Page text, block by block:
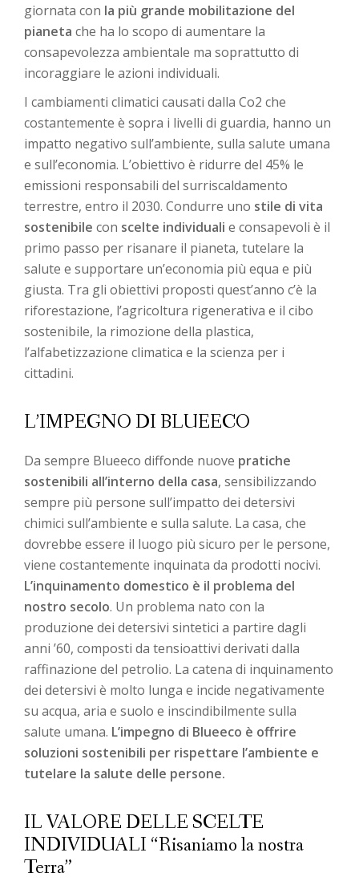
giornata con la più grande mobilitazione del
pianeta che ha lo scopo di aumentare la
consapevolezza ambientale ma soprattutto di
incoraggiare le azioni individuali.
I cambiamenti climatici causati dalla Co2 che
costantemente è sopra i livelli di guardia, hanno un
impatto negativo sull’ambiente, sulla salute umana
e sull’economia. L’obiettivo è ridurre del 45% le
emissioni responsabili del surriscaldamento
terrestre, entro il 2030. Condurre uno stile di vita
sostenibile con scelte individuali e consapevoli è il
primo passo per risanare il pianeta, tutelare la
salute e supportare un’economia più equa e più
giusta. Tra gli obiettivi proposti quest’anno c’è la
riforestazione, l’agricoltura rigenerativa e il cibo
sostenibile, la rimozione della plastica,
l’alfabetizzazione climatica e la scienza per i
cittadini.
L’IMPEGNO DI BLUEECO
Da sempre Blueeco diffonde nuove pratiche
sostenibili all’interno della casa, sensibilizzando
sempre più persone sull’impatto dei detersivi
chimici sull’ambiente e sulla salute. La casa, che
dovrebbe essere il luogo più sicuro per le persone,
viene costantemente inquinata da prodotti nocivi.
L’inquinamento domestico è il problema del
nostro secolo. Un problema nato con la
produzione dei detersivi sintetici a partire dagli
anni ’60, composti da tensioattivi derivati dalla
raffinazione del petrolio. La catena di inquinamento
dei detersivi è molto lunga e incide negativamente
su acqua, aria e suolo e inscindibilmente sulla
salute umana. L’impegno di Blueeco è offrire
soluzioni sostenibili per rispettare l’ambiente e
tutelare la salute delle persone.
IL VALORE DELLE SCELTE
INDIVIDUALI “Risaniamo la nostra
Terra”